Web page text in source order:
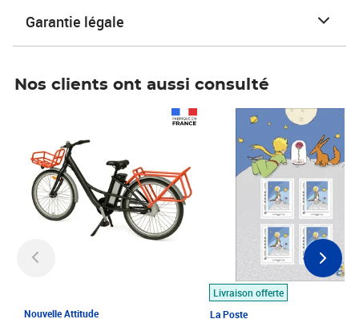
Garantie légale
Nos clients ont aussi consulté
Nouvelle Attitude
Livraison offerte
La Poste
Prix 7,50€